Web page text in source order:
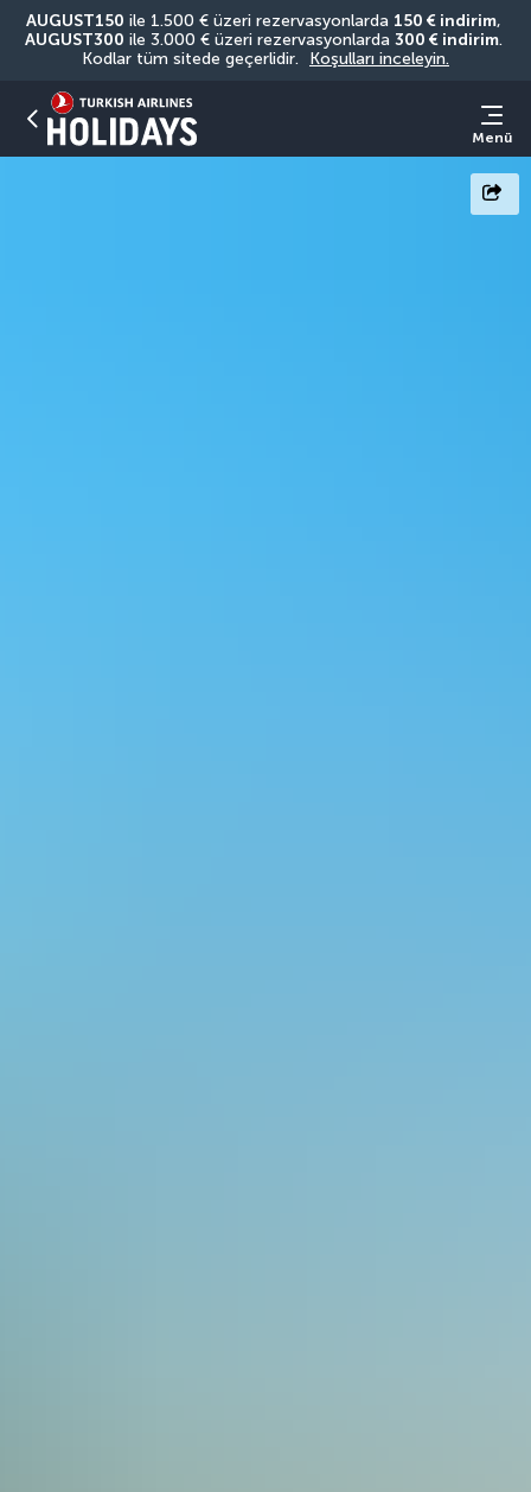
AUGUST150 ile 1.500 € üzeri rezervasyonlarda 150 € indirim
AUGUST300 ile 3.000 € üzeri rezervasyonlarda 300 € indirim.
Kodlar tüm sitede geçerlidir.
Koşulları inceleyin.
Menü